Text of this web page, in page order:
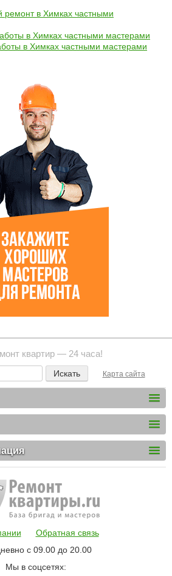
ремонт в Химках частными
в Химках частными мастерами
в Химках частными мастерами
квартир — 24 часа!
Карта сайта
Обратная связь
с 09.00 до 20.00
Мы в соцсетях: